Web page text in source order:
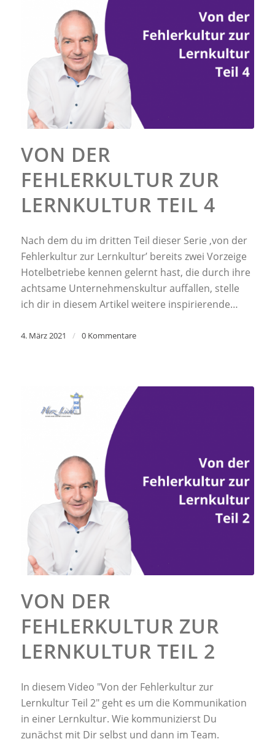
VON DER
FEHLERKULTUR ZUR
LERNKULTUR TEIL 4
Nach dem du im dritten Teil dieser Serie ‚von der
Fehlerkultur zur Lernkultur’ bereits zwei Vorzeige
Hotelbetriebe kennen gelernt hast, die durch ihre
achtsame Unternehmenskultur auffallen, stelle
ich dir in diesem Artikel weitere inspirierende…
4. März 2021 / 0 Kommentare
VON DER
FEHLERKULTUR ZUR
LERNKULTUR TEIL 2
In diesem Video "Von der Fehlerkultur zur
Lernkultur Teil 2" geht es um die Kommunikation
in einer Lernkultur. Wie kommunizierst Du
zunächst mit Dir selbst und dann im Team.